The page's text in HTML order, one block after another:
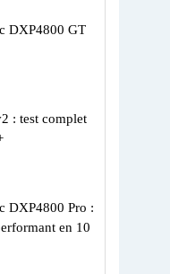
DXP4800 GT
: test complet
DXP4800 Pro :
en 10